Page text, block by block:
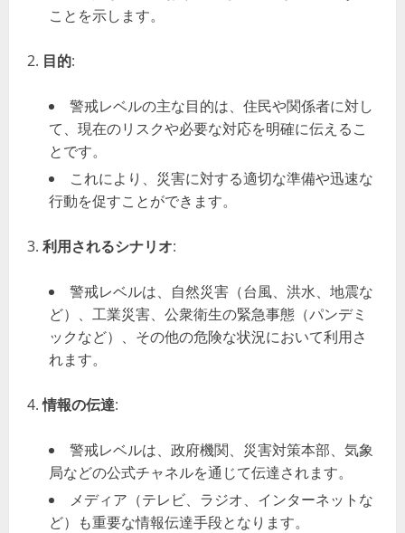
ことを示します。
目的:
警戒レベルの主な目的は、住民や関係者に対し
て、現在のリスクや必要な対応を明確に伝えるこ
とです。
これにより、災害に対する適切な準備や迅速な
行動を促すことができます。
利用されるシナリオ:
警戒レベルは、自然災害（台風、洪水、地震な
ど）、工業災害、公衆衛生の緊急事態（パンデミ
ックなど）、その他の危険な状況において利用さ
れます。
情報の伝達:
警戒レベルは、政府機関、災害対策本部、気象
局などの公式チャネルを通じて伝達されます。
メディア（テレビ、ラジオ、インターネットな
ど）も重要な情報伝達手段となります。